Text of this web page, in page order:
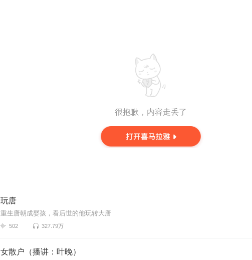
很抱歉，内容走丢了
玩唐
重生唐朝成婴孩，看后世的他玩转大唐
502 327.79万
女散户（播讲：叶晚）